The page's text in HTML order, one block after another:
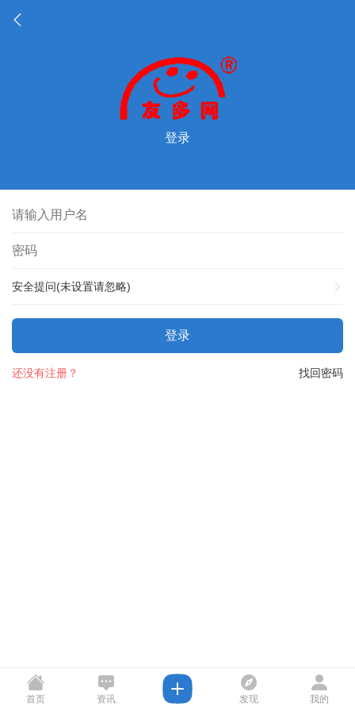
登录
安全提问(未设置请忽略)
登录
找回密码
还没有注册？
首页 资讯 发现 我的